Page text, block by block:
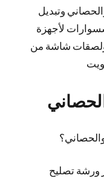
وتبديل
لأجهزة
شاشة من
ورشة تصليح